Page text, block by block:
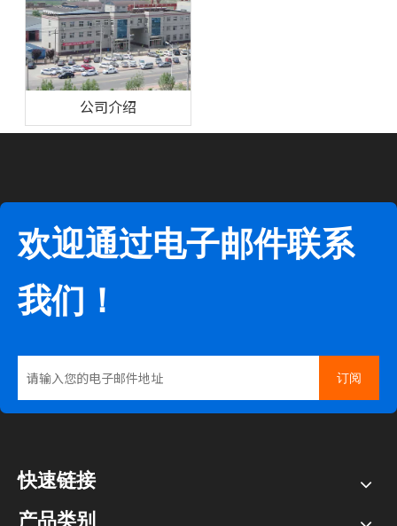
公司介绍
欢迎通过电子邮件联系
我们！
订阅
快速链接
产品类别